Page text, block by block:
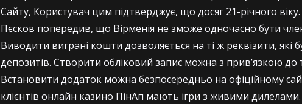
Сайту, Користувач цим підтверджує, що досяг 21-річного
Пєсков попередив, що Вірменія не зможе одночасно бути
Виводити виграні кошти дозволяється на ті ж реквізити, які
депозитів. Створити обліковий запис можна з прив’язкою
Встановити додаток можна безпосередньо на офіційному
клієнтів онлайн казино ПінАп мають ігри з живими